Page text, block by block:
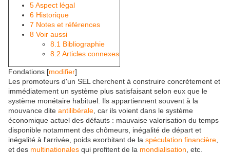
5Aspect légal
6 Historique
7 Notes et références
8 Voir aussi
8.1 Bibliographie
8.2 Articles connexes
Fondations [modifier]
Les promoteurs d'un SEL cherchent à construire concrètement et
immédiatement un système plus satisfaisant selon eux que le
système monétaire habituel. Ils appartiennent souvent à la
mouvance dite antilibérale , car ils voient dans le système
économique actuel des défauts : mauvaise valorisation du temps
disponible notamment des chômeurs, inégalité de départ et
inégalité à l'arrivée, poids exorbitant de la spéculation financière
et des multinationales qui profitent de la mondialisation , etc.